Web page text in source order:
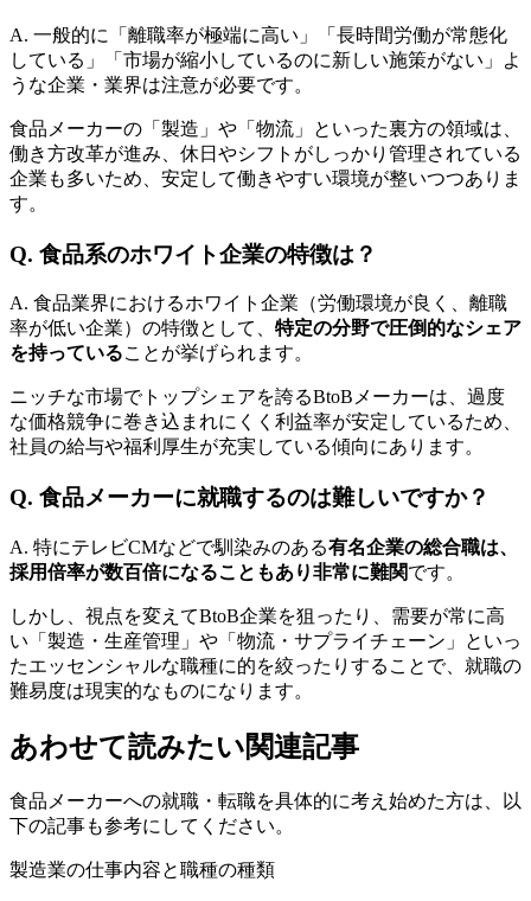
A. 一般的に「離職率が極端に高い」「長時間労働が常態化
している」「市場が縮小しているのに新しい施策がない」よ
うな企業・業界は注意が必要です。
食品メーカーの「製造」や「物流」といった裏方の領域は、
働き方改革が進み、休日やシフトがしっかり管理されている
企業も多いため、安定して働きやすい環境が整いつつありま
す。
Q. 食品系のホワイト企業の特徴は？
A. 食品業界におけるホワイト企業（労働環境が良く、離職
率が低い企業）の特徴として、 特定の分野で圧倒的なシェア
を持っていることが挙げられます。
ニッチな市場でトップシェアを誇るBtoBメーカーは、過度
な価格競争に巻き込まれにくく利益率が安定しているため、
社員の給与や福利厚生が充実している傾向にあります。
Q. 食品メーカーに就職するのは難しいですか？
A. 特にテレビCMなどで馴染みのある有名企業の総合職は、
採用倍率が数百倍になることもあり非常に難関です。
しかし、視点を変えてBtoB企業を狙ったり、需要が常に高
い「製造・生産管理」や「物流・サプライチェーン」といっ
たエッセンシャルな職種に的を絞ったりすることで、就職の
難易度は現実的なものになります。
あわせて読みたい関連記事
食品メーカーへの就職・転職を具体的に考え始めた方は、以
下の記事も参考にしてください。
製造業の仕事内容と職種の種類